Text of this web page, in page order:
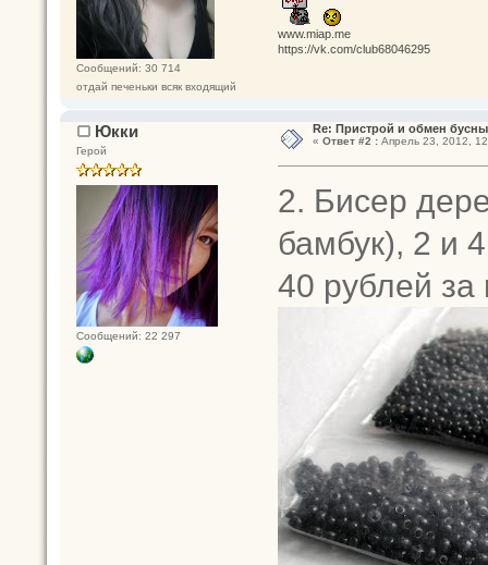
Сообщений: 30 714
отдай печеньки всяк входящий
www.miap.me
https://vk.com/club68046295
Юкки
Герой
Сообщений: 22 297
Re: Пристрой и обмен
« Ответ #2 :Апрель 23, 2012,
2. Бисер
бамбук), 2 и
40 рублей за